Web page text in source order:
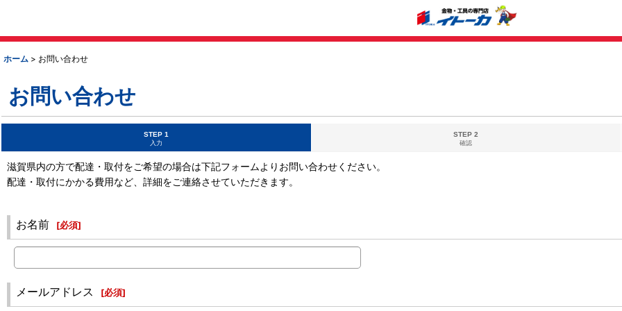
ホーム > お問い合わせ
お問い合わせ
STEP 1
入力
STEP 2
確認
滋賀県内の方で配達・取付をご希望の場合は下記フォームよりお問い合わせください。
配達・取付にかかる費用など、詳細をご連絡させていただきます。
お名前 [必須]
メールアドレス [必須]